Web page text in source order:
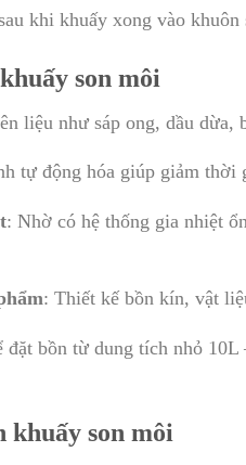
khi khuấy xong vào
son môi
liệu như sáp ong, dầu
tự động hóa giúp giảm thời
: Nhờ có hệ thống gia nhiệt
: Thiết kế bồn kín, vật
đặt bồn từ dung tích nhỏ
khuấy son môi